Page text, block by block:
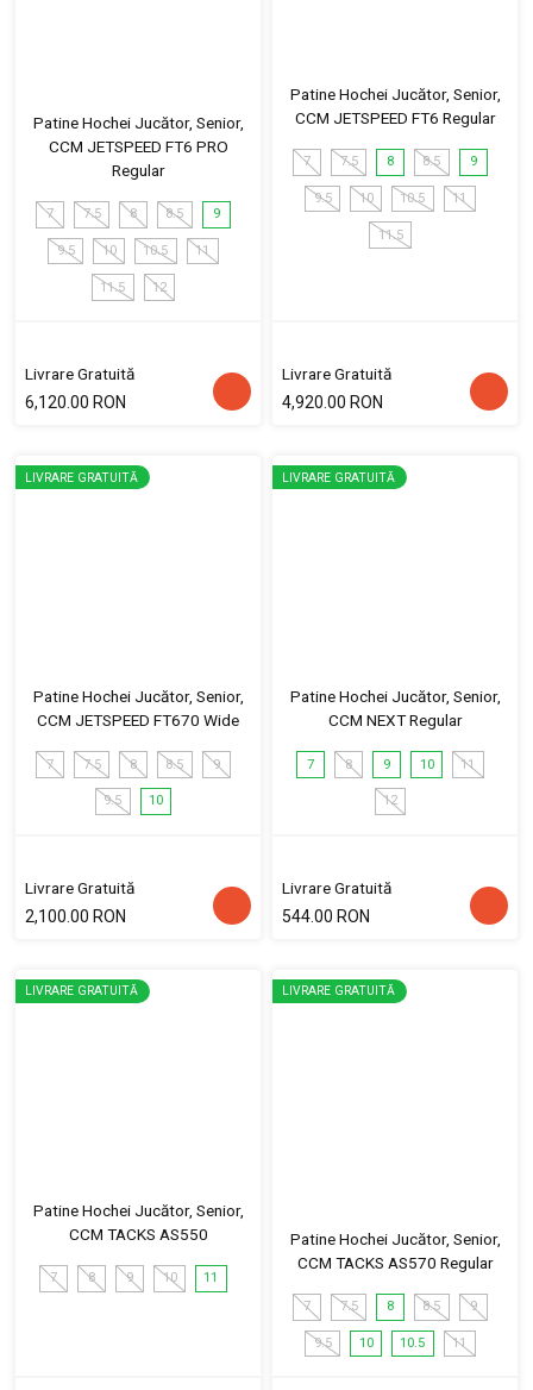
Patine Hochei Jucător, Senior,
CCM JETSPEED FT6 PRO
Regular
7 7.5 8 8.5 9
9.5 10 10.5 11
11.5 12
Livrare Gratuită
6,120.00 RON
Patine Hochei Jucător, Senior,
CCM JETSPEED FT6 Regular
7 7.5 8 8.5 9
9.5 10 10.5 11
11.5
Livrare Gratuită
4,920.00 RON
LIVRARE GRATUITĂ
Patine Hochei Jucător, Senior,
CCM JETSPEED FT670 Wide
7 7.5 8 8.5 9
9.5 10
Livrare Gratuită
2,100.00 RON
LIVRARE GRATUITĂ
Patine Hochei Jucător, Senior,
CCM NEXT Regular
7 8 9 10 11
12
Livrare Gratuită
544.00 RON
LIVRARE GRATUITĂ
Patine Hochei Jucător, Senior,
CCM TACKS AS550
7 8 9 10 11
LIVRARE GRATUITĂ
Patine Hochei Jucător, Senior,
CCM TACKS AS570 Regular
7 7.5 8 8.5 9
9.5 10 10.5 11